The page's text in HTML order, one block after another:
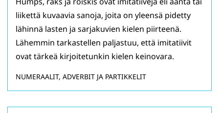
liikettä kuvaavia sanoja, joita on yleensä pidetty
lähinnä lasten ja sarjakuvien kielen piirteenä.
Lähemmin tarkastellen paljastuu, että imitatiivit
ovat tärkeä kirjoitetunkin kielen keinovara.
NUMERAALIT, ADVERBIT JA PARTIKKELIT